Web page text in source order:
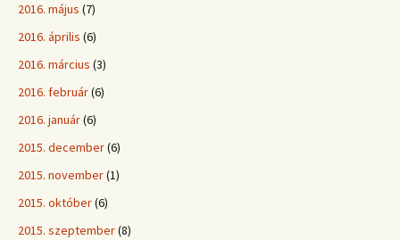
2016. május (7)
2016. április (6)
2016. március (3)
2016. február(6)
2016. január(6)
2015. december(6)
2015. november(1)
2015. október(6)
2015. szeptember(8)